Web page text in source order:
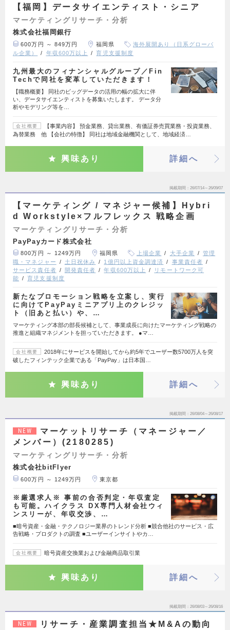
【福岡】データサイエンティスト・シニア
マーケティングリサーチ・分析
株式会社福岡銀行
600万円 ～ 849万円 福岡県
海外展開あり（日系グローバ
ル企業）
年収600万以上 育児支援制度
九州最大のフィナンシャルグループ／Fin
Techで同社を変革していただきます！
【職務概要】 同社のビッグデータの活用の幅の拡大に伴
い、データサイエンティストを募集いたします。 データ分
析やモデリング等を…
会社概要
【事業内容】 預金業務、貸出業務、有価証券売買業務・投資業務、
為替業務 他 【会社の特徴】 同社は地域金融機関として、地域経済…
興味あり 詳細へ
掲載期間 26/07/14～26/09/07
【マーケティング / マネジャー候補】Hybri
d Workstyle×フルフレックス 戦略企画
マーケティングリサーチ・分析
PayPayカード株式会社
800万円 ～ 1249万円 福岡県 上場企業 大手企業
管理
職・マネジャー
土日祝休み 1億円以上資金調達済
事業責任者
サービス責任者
開発責任者 年収600万以上
リモートワーク可
能
育児支援制度
新たなプロモーション戦略を立案し、実行
に向けてPayPayミニアプリ上のクレジッ
ト（旧あと払い）や、…
マーケティング本部の部長候補として、事業成長に向けたマーケティング戦略の
推進と組織マネジメントを担っていただきます。 ●マ…
会社概要
2018年にサービスを開始してから約5年でユーザー数5700万人を突
破したフィンテック企業である「PayPay」は日本国…
興味あり 詳細へ
掲載期間 26/08/04～26/08/17
NEW
マーケットリサーチ（マネージャー／
メンバー）(2180285)
マーケティングリサーチ・分析
株式会社bitFlyer
600万円 ～ 1249万円 東京都
※厳選求人※ 事前の合否判定・年収査定
も可能。ハイクラス DX専門人材会社ウィ
ンスリーが、年収交渉、…
■暗号資産・金融・テクノロジー業界のトレンド分析 ■競合他社のサービス・広
告戦略・プロダクトの調査 ■ユーザーインサイトやカ…
会社概要 暗号資産交換業および金融商品取引業
興味あり 詳細へ
掲載期間 26/08/03～26/08/16
NEW
リサーチ・産業調査担当★M&Aの動向